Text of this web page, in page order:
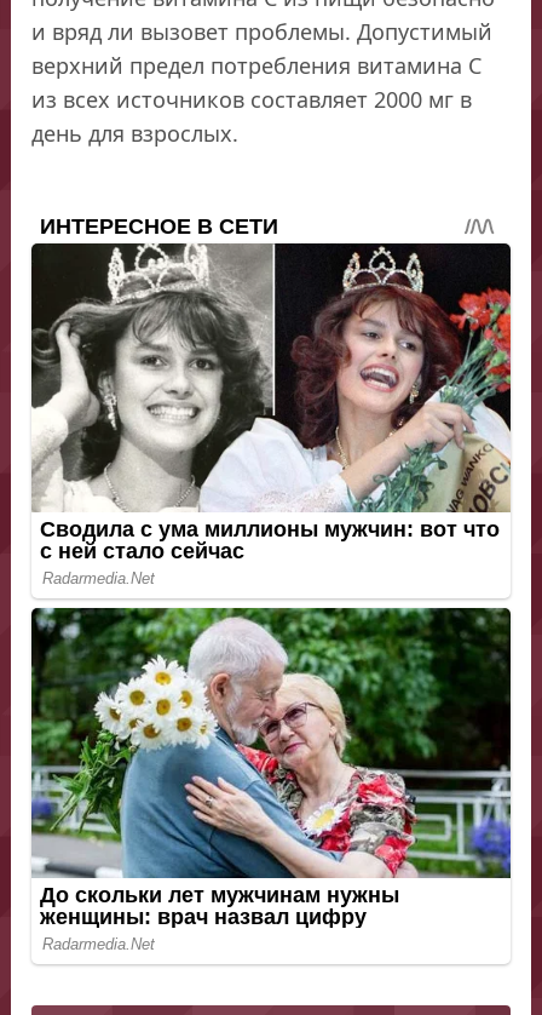
и вряд ли вызовет проблемы. Допустимый
верхний предел потребления витамина С
из всех источников составляет 2000 мг в
день для взрослых.